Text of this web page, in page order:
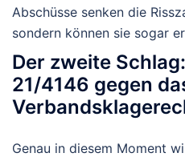
Abschüsse senken die
sondern können sie sogar
Der zweite
21/4146 gegen
Genau in diesem Moment